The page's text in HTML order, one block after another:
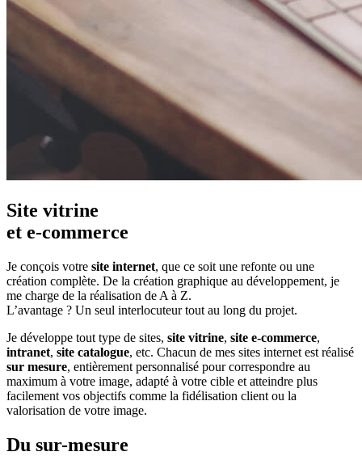
Site vitrine
et e-commerce
Je conçois votre site internet, que ce soit une refonte ou une
création complète. De la création graphique au développement, je
me charge de la réalisation de A à Z.
L’avantage ? Un seul interlocuteur tout au long du projet.
Je développe tout type de sites, site vitrine, site e-commerce,
intranet, site catalogue, etc. Chacun de mes sites internet est réalisé
sur mesure, entièrement personnalisé pour correspondre au
maximum à votre image, adapté à votre cible et atteindre plus
facilement vos objectifs comme la fidélisation client ou la
valorisation de votre image.
Du sur-mesure